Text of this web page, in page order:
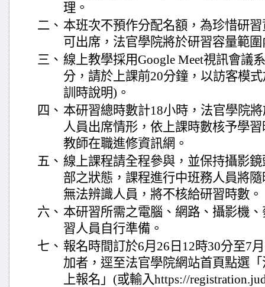
理。
二、 本班次不預作分配名額，為珍惜研
可出席，法官學院將於研習容量範
三、 線上教學採用Google Meet視訊會議
分，請於上課前20分鐘，以訪客模
訓時說明)。
四、 本研習總時數計18小時，法官學院
人員出席情形，依上課時數核予學
教師在職進修資訊網。
五、 線上課程請全程參與，並保持攝影
部之狀態，課程進行中班務人員將
無法辨識人員，將不核給研習時數。
六、 本研習所需之電腦、網路、攝影機
習人員自行準備。
七、 報名時間訂於6月26日12時30分至7
加者，逕至法官學院網站首頁點選
上報名」(或輸入https://